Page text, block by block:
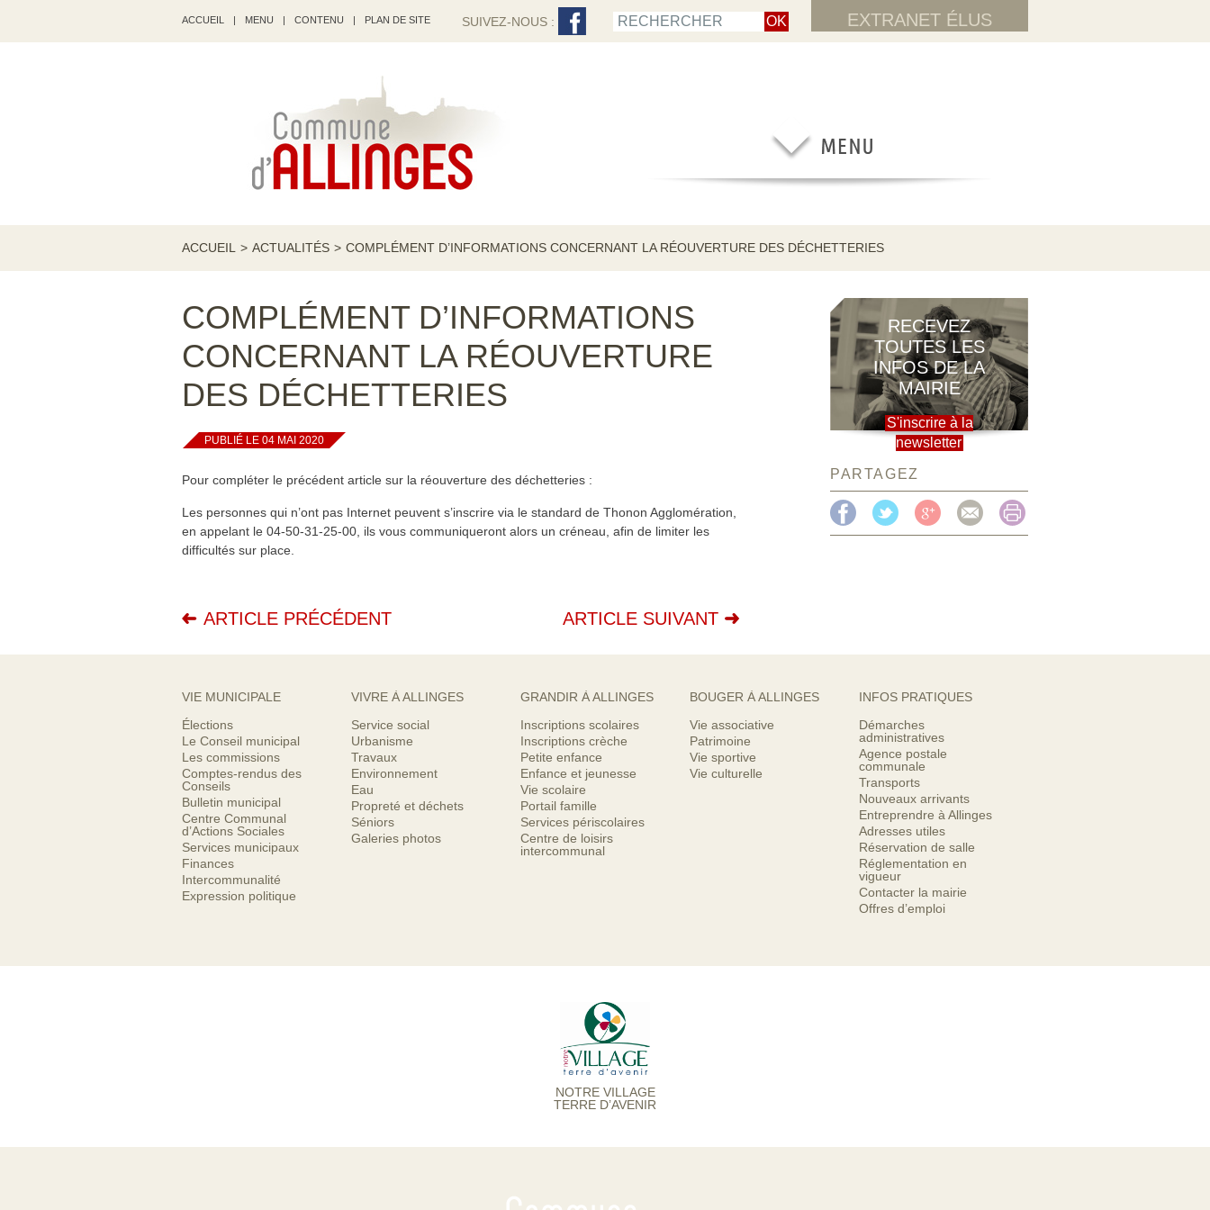
ACCUEIL | MENU | CONTENU | PLAN DE SITE EXTRANET ÉLUS
SUIVEZ-NOUS :
ACCUEIL > ACTUALITÉS > COMPLÉMENT D’INFORMATIONS CONCERNANT LA RÉOUVERTURE DES DÉCHETTERIES
COMPLÉMENT D’INFORMATIONS
CONCERNANT LA RÉOUVERTURE
DES DÉCHETTERIES
PUBLIÉ LE 04 MAI 2020
Pour compléter le précédent article sur la réouverture des déchetteries :
Les personnes qui n’ont pas Internet peuvent s’inscrire via le standard de Thonon Agglomération,
en appelant le 04-50-31-25-00, ils vous communiqueront alors un créneau, afin de limiter les
difficultés sur place.
ARTICLE PRÉCÉDENT ARTICLE SUIVANT
RECEVEZ
TOUTES LES
INFOS DE LA
MAIRIE
S'inscrire à la
newsletter
PARTAGEZ
VIE MUNICIPALE
Élections
Le Conseil municipal
Les commissions
Comptes-rendus des
Conseils
Bulletin municipal
Centre Communal
d’Actions Sociales
Services municipaux
Finances
Intercommunalité
Expression politique
VIVRE À ALLINGES
Service social
Urbanisme
Travaux
Environnement
Eau
Propreté et déchets
Séniors
Galeries photos
GRANDIR À ALLINGES
Inscriptions scolaires
Inscriptions crèche
Petite enfance
Enfance et jeunesse
Vie scolaire
Portail famille
Services périscolaires
Centre de loisirs
intercommunal
BOUGER À ALLINGES
Vie associative
Patrimoine
Vie sportive
Vie culturelle
INFOS PRATIQUES
Démarches
administratives
Agence postale
communale
Transports
Nouveaux arrivants
Entreprendre à Allinges
Adresses utiles
Réservation de salle
Réglementation en
vigueur
Contacter la mairie
Offres d’emploi
NOTRE VILLAGE
TERRE D’AVENIR